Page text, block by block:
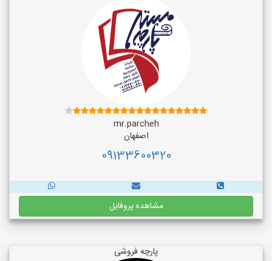
mr.parcheh
اصفهان
09133600320
مشاهده پروفایل
پارچه فروشی